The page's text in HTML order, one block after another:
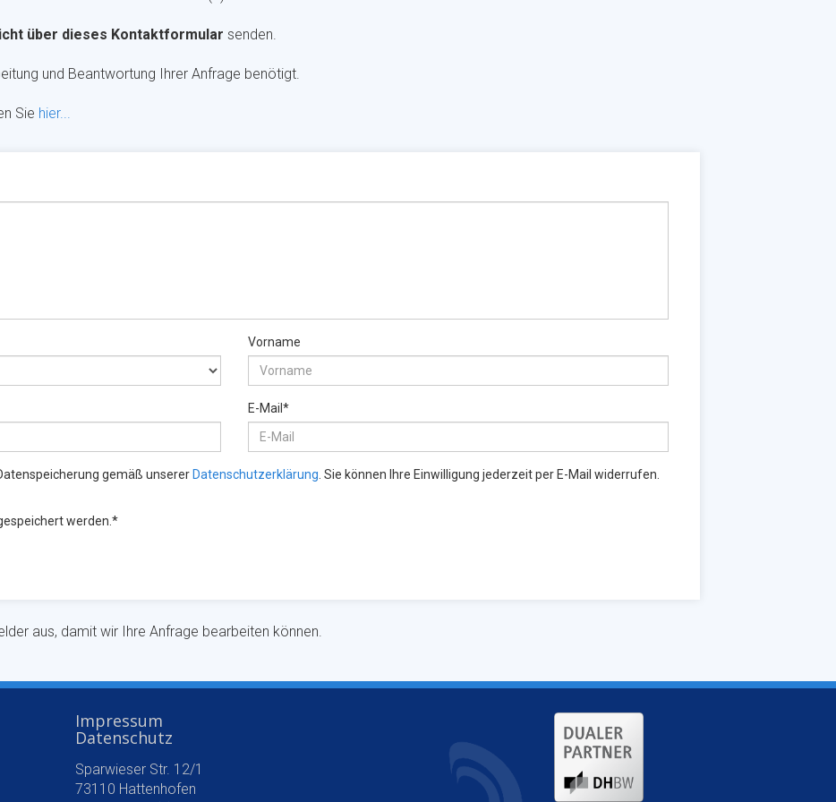
über dieses Kontaktformular senden.
und Beantwortung Ihrer Anfrage benötigt.
Sie hier...
aus, damit wir Ihre Anfrage bearbeiten können.
Impressum
Datenschutz
Sparwieser Str. 12/1
73110 Hattenhofen